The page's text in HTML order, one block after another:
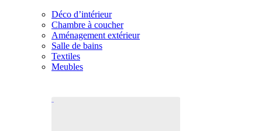
Déco d’intérieur
Chambre à coucher
Aménagement extérieur
Salle de bains
Textiles
Meubles